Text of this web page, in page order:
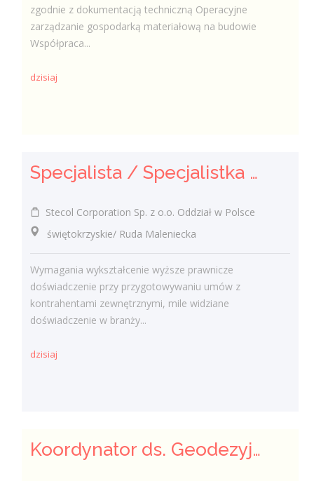
zgodnie z dokumentacją techniczną Operacyjne
zarządzanie gospodarką materiałową na budowie
Współpraca...
dzisiaj
Specjalista / Specjalistka ds. Umów
Stecol Corporation Sp. z o.o. Oddział w Polsce
świętokrzyskie/ Ruda Maleniecka
Wymagania wykształcenie wyższe prawnicze
doświadczenie przy przygotowywaniu umów z
kontrahentami zewnętrznymi, mile widziane
doświadczenie w branży...
dzisiaj
Koordynator ds. Geodezyjnych